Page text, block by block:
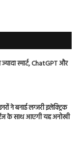
स्मार्ट, ChatGPT और
ने बनाई लग्जरी इलेक्ट्रिक
रेंज के साथ आएगी यह अनोखी